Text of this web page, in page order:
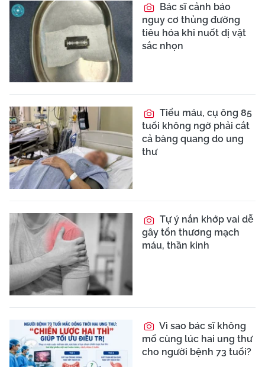
Bác sĩ cảnh báo
nguy cơ thủng đường
tiêu hóa khi nuốt dị vật
sắc nhọn
Tiểu máu, cụ ông 85
tuổi không ngờ phải cắt
cả bàng quang do ung
thư
Tự ý nắn khớp vai dễ
gây tổn thương mạch
máu, thần kinh
Vì sao bác sĩ không
mổ cùng lúc hai ung thư
cho người bệnh 73 tuổi?